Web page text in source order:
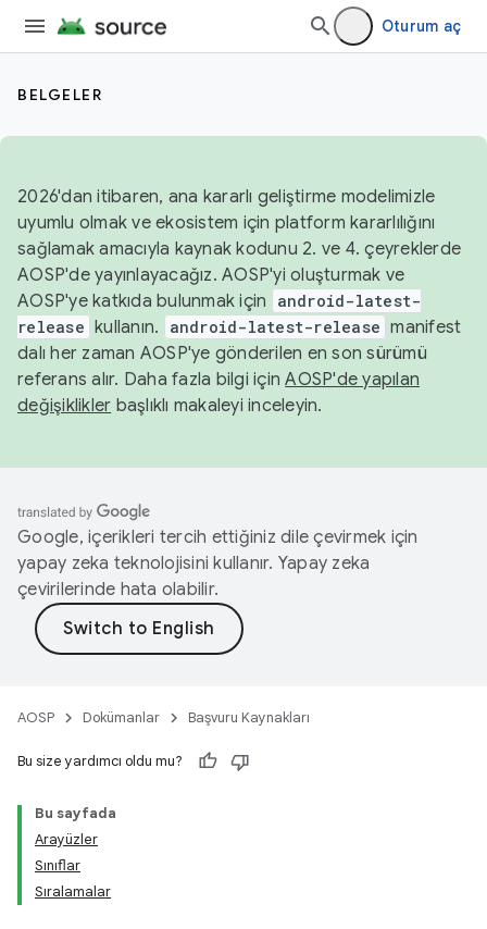
Oturum aç
BELGELER
2026'dan itibaren, ana kararlı geliştirme modelimizle
uyumlu olmak ve ekosistem için platform kararlılığını
sağlamak amacıyla kaynak kodunu 2. ve 4. çeyreklerde
AOSP'de yayınlayacağız. AOSP'yi oluşturmak ve
AOSP'ye katkıda bulunmak için
android-latest-
release kullanın. android-latest-release manifest
dalı her zaman AOSP'ye gönderilen en son sürümü
referans alır. Daha fazla bilgi içinAOSP'de yapılan
değişiklikler başlıklı makaleyi inceleyin.
Google, içerikleri tercih ettiğiniz dile çevirmek için
yapay zeka teknolojisini kullanır. Yapay zeka
çevirilerinde hata olabilir.
AOSP Dokümanlar Başvuru Kaynakları
Bu size yardımcı oldu mu?
Bu sayfada
Arayüzler
Sınıflar
Sıralamalar